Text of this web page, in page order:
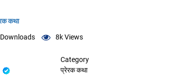
कथा
Downloads 8kViews
Category
प्रेरक कथा